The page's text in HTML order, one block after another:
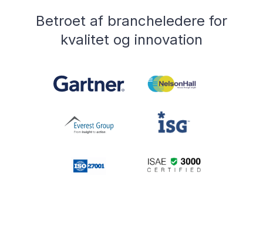
Betroet af brancheledere for
kvalitet og innovation